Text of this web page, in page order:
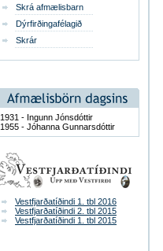
Skrá afmælisbarn
Dýrfirðingafélagið
Skrár
1931 - Ingunn Jónsdóttir
1955 - Jóhanna Gunnarsdóttir
Vestfjarðatíðindi 1. tbl 2016
Vestfjarðatíðindi 2. tbl 2015
Vestfjarðatíðindi 1. tbl 2015